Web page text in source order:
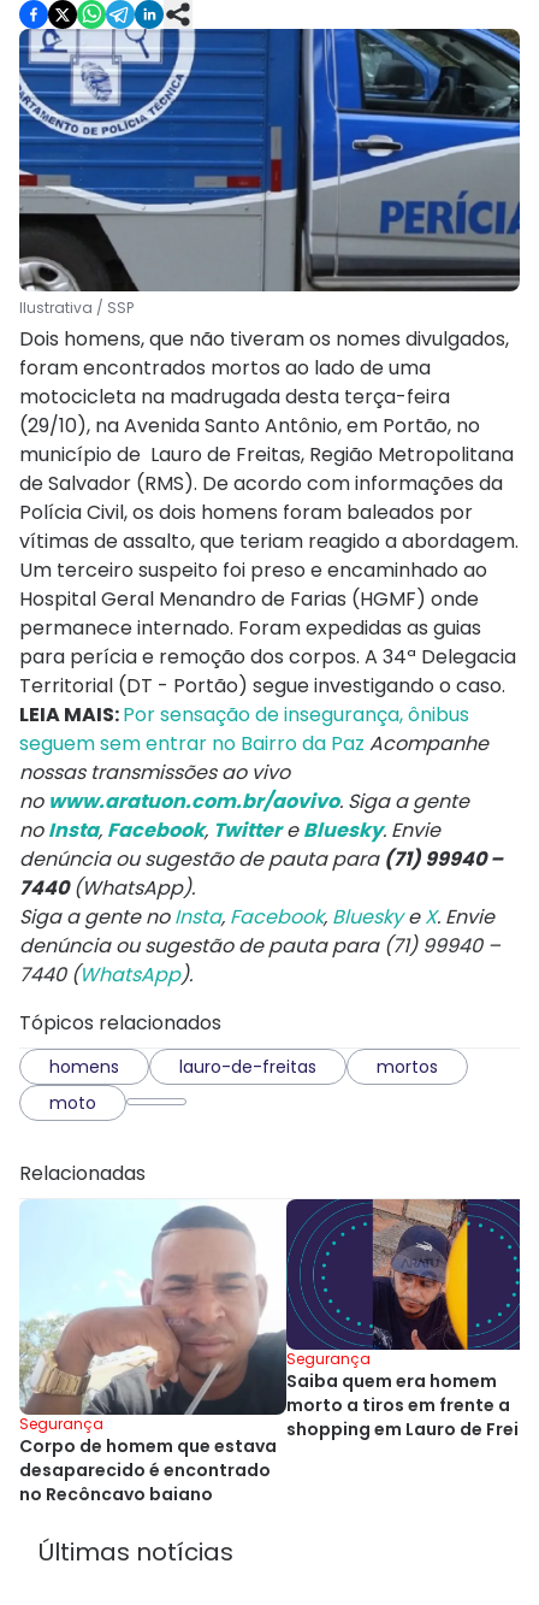
Ilustrativa / SSP
Dois homens, que não tiveram os nomes divulgados,
foram encontrados mortos ao lado de uma
motocicleta na madrugada desta terça-feira
(29/10), na Avenida Santo Antônio, em Portão, no
município de Lauro de Freitas, Região Metropolitana
de Salvador (RMS). De acordo com informações da
Polícia Civil, os dois homens foram baleados por
vítimas de assalto, que teriam reagido a abordagem.
Um terceiro suspeito foi preso e encaminhado ao
Hospital Geral Menandro de Farias (HGMF) onde
permanece internado. Foram expedidas as guias
para perícia e remoção dos corpos. A 34ª Delegacia
Territorial (DT - Portão) segue investigando o caso.
LEIA MAIS:Por sensação de insegurança, ônibus
seguem sem entrar no Bairro da Paz Acompanhe
nossas transmissões ao vivo
no www.aratuon.com.br/aovivo. Siga a gente
noInsta, Facebook, TwittereBluesky. Envie
denúncia ou sugestão de pauta para (71) 99940 –
7440(WhatsApp).
Siga a gente noInsta, Facebook, BlueskyeX. Envie
denúncia ou sugestão de pauta para (71) 99940 –
7440 (WhatsApp).
Tópicos relacionados
homens lauro-de-freitas
mortos
moto
Relacionadas
Segurança
Corpo de homem que estava
desaparecido é encontrado
no Recôncavo baiano
Segurança
Saiba quem era homem
morto a tiros em frente a
shopping em Lauro de
Últimas notícias